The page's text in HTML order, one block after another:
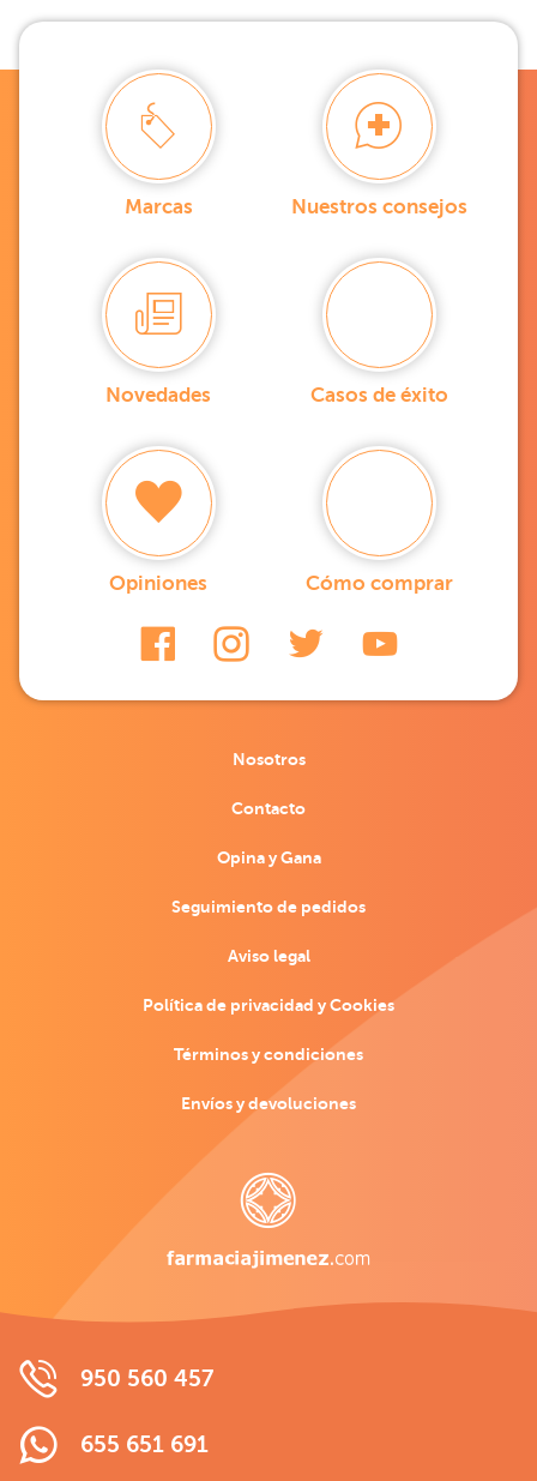
Marcas Nuestros consejos
Novedades Casos de éxito
Opiniones Cómo comprar
Nosotros
Contacto
Opina y Gana
Seguimiento de pedidos
Aviso legal
Política de privacidad y Cookies
Términos y condiciones
Envíos y devoluciones
950 560 457
655 651 691